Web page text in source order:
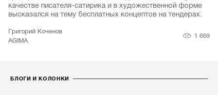
качестве писателя-сатирика и в художественной форме
высказался на тему бесплатных концептов на тендерах.
Григорий Коченов
AGIMA
1 669
БЛОГИ И КОЛОНКИ